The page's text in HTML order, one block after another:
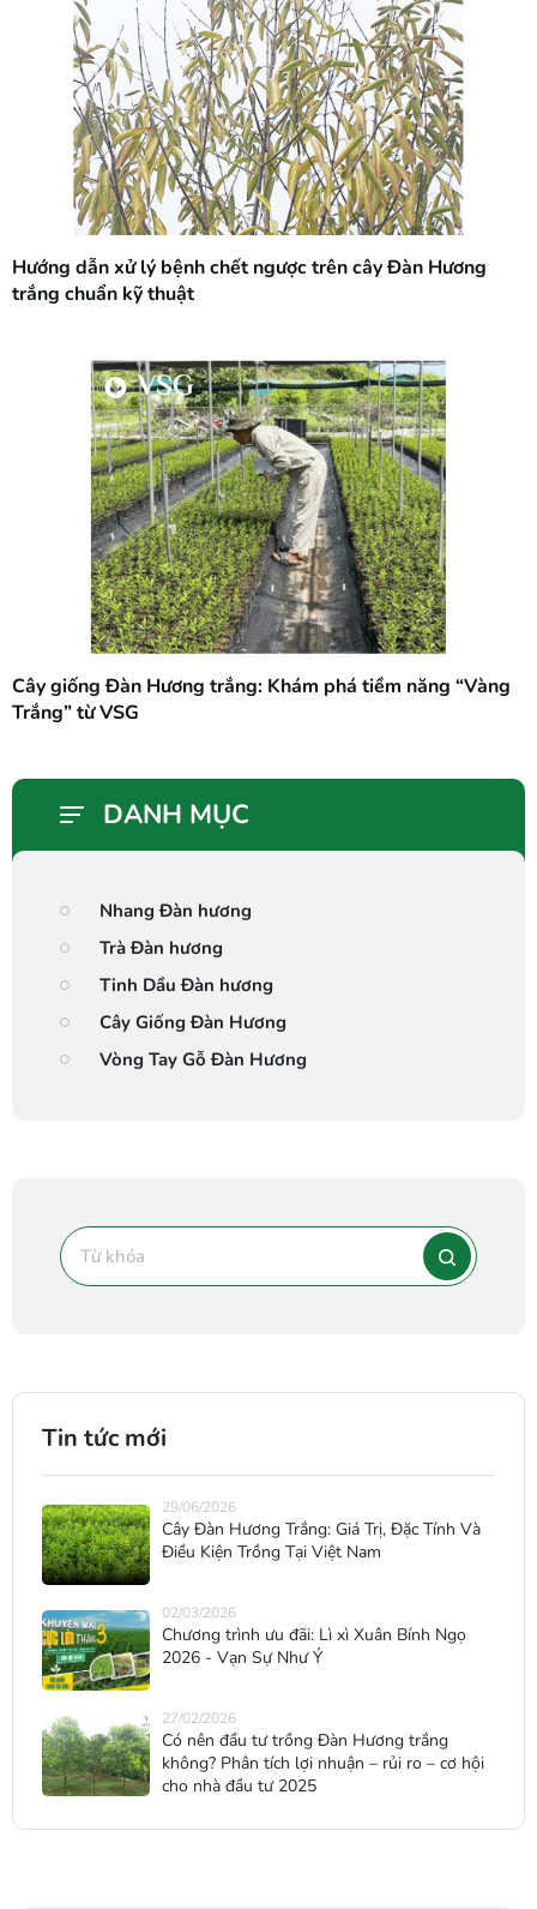
Hướng dẫn xử lý bệnh chết ngược trên cây Đàn Hương
trắng chuẩn kỹ thuật
Cây giống Đàn Hương trắng: Khám phá tiềm năng “Vàng
Trắng” từ VSG
DANH MỤC
Nhang Đàn hương
Trà Đàn hương
Tinh Dầu Đàn hương
Cây Giống Đàn Hương
Vòng Tay Gỗ Đàn Hương
Tin tức mới
29/06/2026
Cây Đàn Hương Trắng: Giá Trị, Đặc Tính Và
Điều Kiện Trồng Tại Việt Nam
02/03/2026
Chương trình ưu đãi: Lì xì Xuân Bính Ngọ
2026 - Vạn Sự Như Ý
27/02/2026
Có nên đầu tư trồng Đàn Hương trắng
không? Phân tích lợi nhuận – rủi ro – cơ hội
cho nhà đầu tư 2025